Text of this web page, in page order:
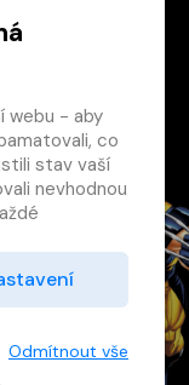
již
slevu
%
webu - aby
co
stav vaší
nevhodnou
nám tak
Odmítnout vše